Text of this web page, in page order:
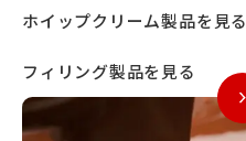
ホイップクリーム製品を見る
フィリング製品を見る